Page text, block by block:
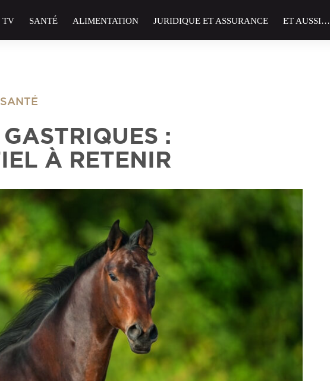
TV SANTÉ ALIMENTATION JURIDIQUE ET ASSURANCE ET AUSSI…
SANTÉ
:
À RETENIR